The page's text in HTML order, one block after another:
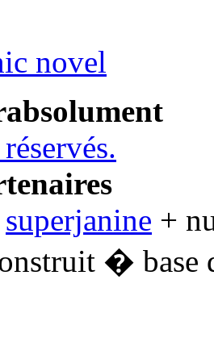
novel
superjanine +
� base